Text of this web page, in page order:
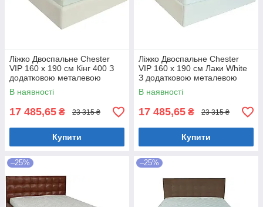
Ліжко Двоспальне Chester
VIP 160 х 190 см Кінг 400 З
додатковою металевою
цільнозварною рамою C1
Білий
В наявності
17 485,65 ₴ 23 315 ₴
Купити
Ліжко Двоспальне Chester
VIP 160 х 190 см Лаки White
З додатковою металевою
цільнозварною рамою Білий
В наявності
17 485,65 ₴ 23 315 ₴
Купити
–25% –25%